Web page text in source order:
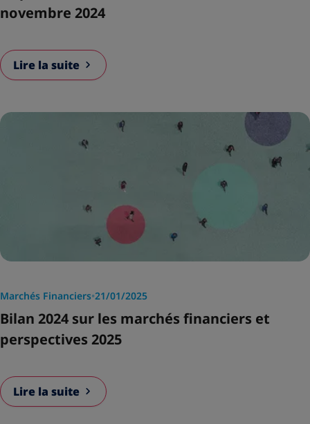
novembre 2024
Lire la suite
Marchés Financiers•21/01/2025
Bilan 2024 sur les marchés financiers et
perspectives 2025
Lire la suite